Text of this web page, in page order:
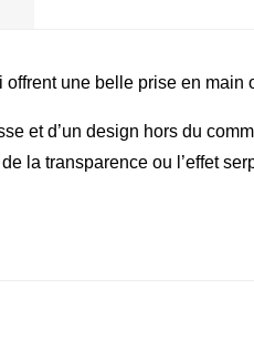
une belle prise en
et d’un design hors du
la transparence ou l’effet